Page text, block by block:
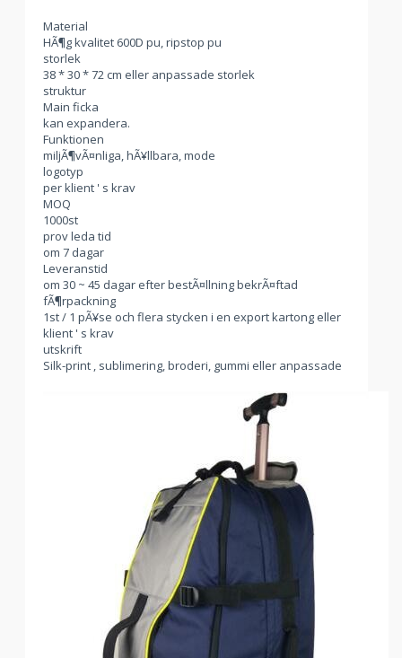
Material
HÃ¶g kvalitet 600D pu, ripstop pu
storlek
38 * 30 * 72 cm eller anpassade storlek
struktur
Main ficka
kan expandera.
Funktionen
miljÃ¶vÃ¤nliga, hÃ¥llbara, mode
logotyp
per klient ' s krav
MOQ
1000st
prov leda tid
om 7 dagar
Leveranstid
om 30 ~ 45 dagar efter bestÃ¤llning bekrÃ¤ftad
fÃ¶rpackning
1st / 1 pÃ¥se och flera stycken i en export kartong eller
klient ' s krav
utskrift
Silk-print , sublimering, broderi, gummi eller anpassade